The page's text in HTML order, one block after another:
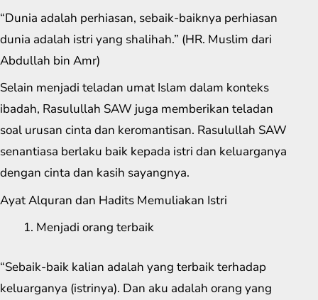
“Dunia adalah perhiasan, sebaik-baiknya perhiasan
dunia adalah istri yang shalihah.” (HR. Muslim dari
Abdullah bin Amr)
Selain menjadi teladan umat Islam dalam konteks
ibadah, Rasulullah SAW juga memberikan teladan
soal urusan cinta dan keromantisan. Rasulullah SAW
senantiasa berlaku baik kepada istri dan keluarganya
dengan cinta dan kasih sayangnya.
Ayat Alquran dan Hadits Memuliakan Istri
Menjadi orang terbaik
“Sebaik-baik kalian adalah yang terbaik terhadap
keluarganya (istrinya). Dan aku adalah orang yang